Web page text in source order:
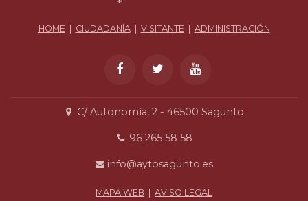
HOME| CIUDADANÍA| VISITANTE| ADMINISTRACIÓN
C/ Autonomía, 2 - 46500 Sagunto
96 265 58 58
info@aytosagunto.es
MAPA WEB AVISO LEGAL